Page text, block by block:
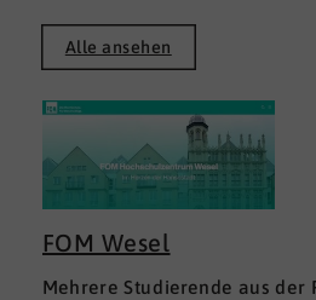
Alle ansehen
FOM Wesel
Mehrere Studierende aus der